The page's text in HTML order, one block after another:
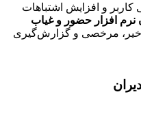
کاربر و افزایش اشتباهات
نرم افزار حضور و غیاب
مرخصی و گزارش‌گیری